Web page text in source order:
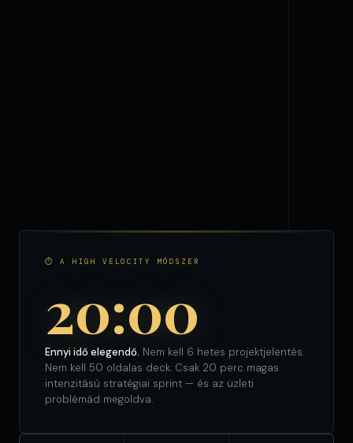
⏱ A HIGH VELOCITY MÓDSZER
20:00
Ennyi idő elegendő. Nem kell 6 hetes projektjelentés.
Nem kell 50 oldalas deck. Csak 20 perc magas
intenzitású stratégiai sprint — és az üzleti
problémád megoldva.